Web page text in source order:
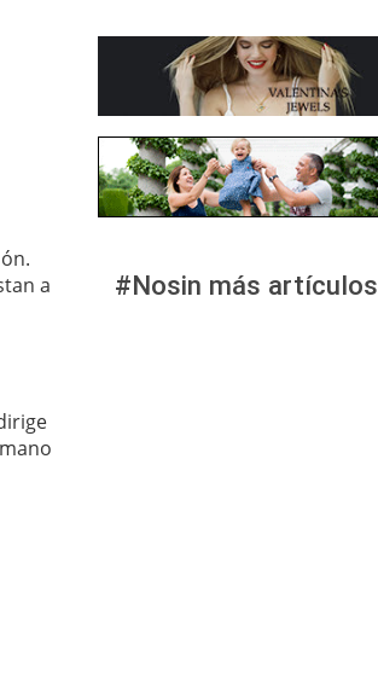
a
#Nosin más artículos